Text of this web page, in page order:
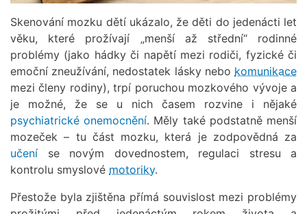
Skenování mozku dětí ukázalo, že děti do jedenácti let
věku, které prožívají „menší až střední“ rodinné
problémy (jako hádky či napětí mezi rodiči, fyzické či
emoční zneužívání, nedostatek lásky nebo komunikace
mezi členy rodiny), trpí poruchou mozkového vývoje a
je možné, že se u nich časem rozvine i nějaké
psychiatrické onemocnění. Měly také podstatně menší
mozeček – tu část mozku, která je zodpovědná za
učení se novým dovednostem, regulaci stresu a
kontrolu smyslové motoriky.
Přestože byla zjištěna přímá souvislost mezi problémy